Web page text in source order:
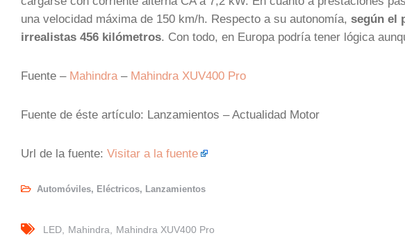
una velocidad máxima de 150 km/h. Respecto a su autonomía, según el
irrealistas 456 kilómetros. Con todo, en Europa podría tener lógica
Fuente – Mahindra – Mahindra XUV400 Pro
Fuente de éste artículo: Lanzamientos – Actualidad Motor
Url de la fuente: Visitar a la fuente
Automóviles, Eléctricos, Lanzamientos
LED Mahindra Mahindra XUV400 Pro